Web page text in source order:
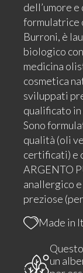
dell’umore
formulatrice
Burroni, è
biologico
medicina
cosmetica
sviluppati
qualificato
Sono
qualità (oli
certificati) e
ARGENTO
anallergico
preziose
Made in
un